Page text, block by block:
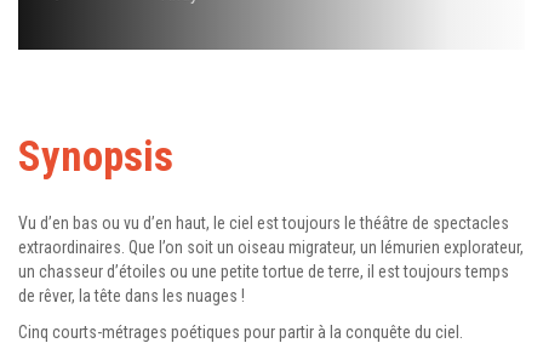
Synopsis
Vu d’en bas ou vu d’en haut, le ciel est toujours le théâtre de spectacles
extraordinaires. Que l’on soit un oiseau migrateur, un lémurien explorateur,
un chasseur d’étoiles ou une petite tortue de terre, il est toujours temps
de rêver, la tête dans les nuages !
Cinq courts-métrages poétiques pour partir à la conquête du ciel.